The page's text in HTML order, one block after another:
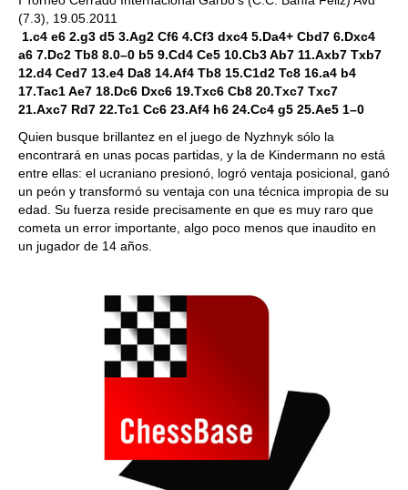
(7.3), 19.05.2011
1.c4 e6 2.g3 d5 3.Ag2 Cf6 4.Cf3 dxc4 5.Da4+ Cbd7 6.Dxc4
a6 7.Dc2 Tb8 8.0–0 b5 9.Cd4 Ce5 10.Cb3 Ab7 11.Axb7 Txb7
12.d4 Ced7 13.e4 Da8 14.Af4 Tb8 15.C1d2 Tc8 16.a4 b4
17.Tac1 Ae7 18.Dc6 Dxc6 19.Txc6 Cb8 20.Txc7 Txc7
21.Axc7 Rd7 22.Tc1 Cc6 23.Af4 h6 24.Cc4 g5 25.Ae5 1–0
Quien busque brillantez en el juego de Nyzhnyk sólo la
encontrará en unas pocas partidas, y la de Kindermann no está
entre ellas: el ucraniano presionó, logró ventaja posicional, ganó
un peón y transformó su ventaja con una técnica impropia de su
edad. Su fuerza reside precisamente en que es muy raro que
cometa un error importante, algo poco menos que inaudito en
un jugador de 14 años.